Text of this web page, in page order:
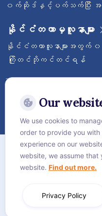
၀က်ဆိုဒ်နှင့်ပက်သက်ပြီး အကြံဥ
နိုင်ငံတကာမှလူနာများ
နိုင်ငံတကာလူနာများအတွက်
ကြိုတင်ဘိုကင်တင်ရန်
ဝေ့ဌာနီနိုင်ငံတကာဆ
ထားပါ
အကြောင်း
လုံခြုံရေးဆိုင်ရာ စည်းမျဥ်းစည်းက
© Vejthani International
Language:ဗမာစာ
Our
We use cookies to
order to provide you
experience on our
website, we assume that
website. Find out more.
Privacy Policy